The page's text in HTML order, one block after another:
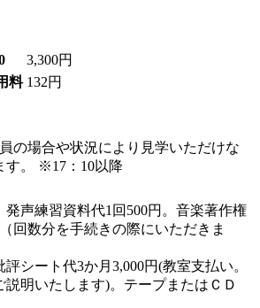
3,300円
料 132円
の場合や状況により見学いただけな
す。 ※17：10以降
発声練習資料代1回500円。音楽著作権
回数分を手続きの際にいただきま
シート代3か月3,000円(教室支払い。
説明いたします)。テープまたはＣＤ